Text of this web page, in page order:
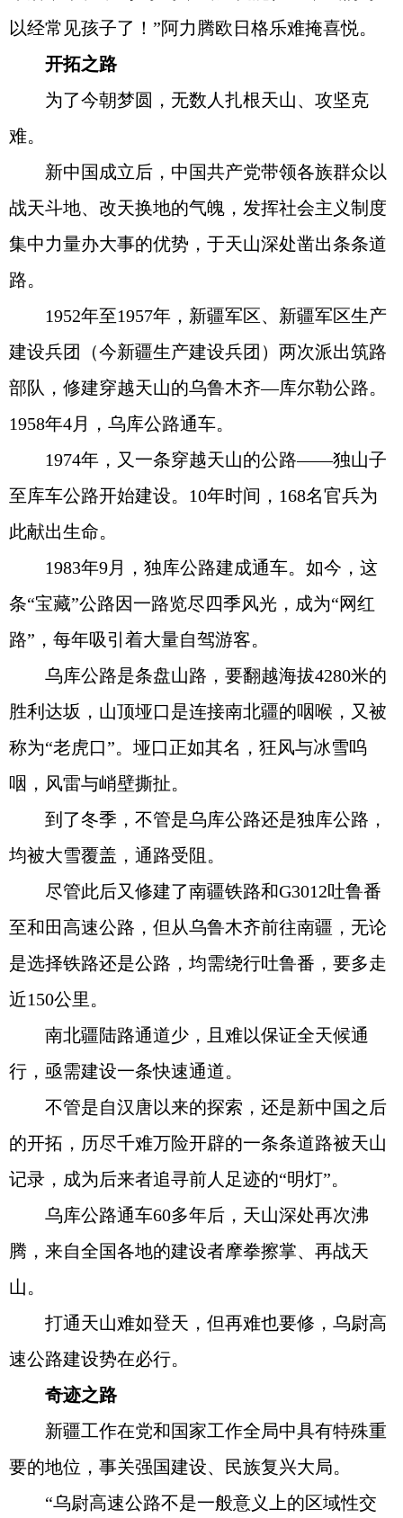
以经常见孩子了！”阿力腾欧日格乐难掩喜悦。
开拓之路
为了今朝梦圆，无数人扎根天山、攻坚克
难。
新中国成立后，中国共产党带领各族群众以
战天斗地、改天换地的气魄，发挥社会主义制度
集中力量办大事的优势，于天山深处凿出条条道
路。
1952年至1957年，新疆军区、新疆军区生产
建设兵团（今新疆生产建设兵团）两次派出筑路
部队，修建穿越天山的乌鲁木齐—库尔勒公路。
1958年4月，乌库公路通车。
1974年，又一条穿越天山的公路——独山子
至库车公路开始建设。10年时间，168名官兵为
此献出生命。
1983年9月，独库公路建成通车。如今，这
条“宝藏”公路因一路览尽四季风光，成为“网红
路”，每年吸引着大量自驾游客。
乌库公路是条盘山路，要翻越海拔4280米的
胜利达坂，山顶垭口是连接南北疆的咽喉，又被
称为“老虎口”。垭口正如其名，狂风与冰雪呜
咽，风雷与峭壁撕扯。
到了冬季，不管是乌库公路还是独库公路，
均被大雪覆盖，通路受阻。
尽管此后又修建了南疆铁路和G3012吐鲁番
至和田高速公路，但从乌鲁木齐前往南疆，无论
是选择铁路还是公路，均需绕行吐鲁番，要多走
近150公里。
南北疆陆路通道少，且难以保证全天候通
行，亟需建设一条快速通道。
不管是自汉唐以来的探索，还是新中国之后
的开拓，历尽千难万险开辟的一条条道路被天山
记录，成为后来者追寻前人足迹的“明灯”。
乌库公路通车60多年后，天山深处再次沸
腾，来自全国各地的建设者摩拳擦掌、再战天
山。
打通天山难如登天，但再难也要修，乌尉高
速公路建设势在必行。
奇迹之路
新疆工作在党和国家工作全局中具有特殊重
要的地位，事关强国建设、民族复兴大局。
“乌尉高速公路不是一般意义上的区域性交